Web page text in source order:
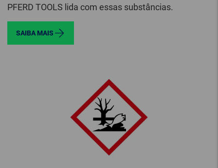
PFERD TOOLS lida com essas substâncias.
SAIBA MAIS